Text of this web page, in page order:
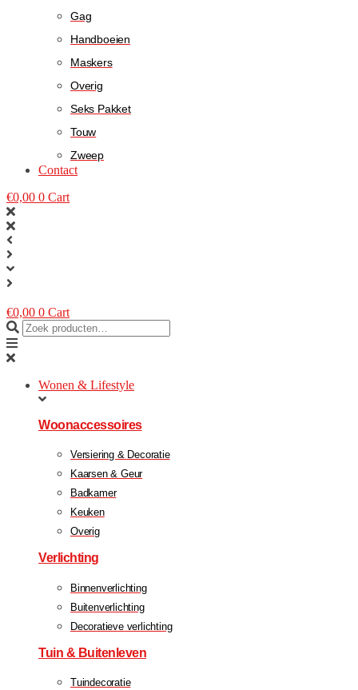
Gag
Handboeien
Maskers
Overig
Seks Pakket
Touw
Zweep
Contact
€0,00 0 Cart
€0,00 0 Cart
Wonen & Lifestyle
Woonaccessoires
Versiering & Decoratie
Kaarsen & Geur
Badkamer
Keuken
Overig
Verlichting
Binnenverlichting
Buitenverlichting
Decoratieve verlichting
Tuin & Buitenleven
Tuindecoratie